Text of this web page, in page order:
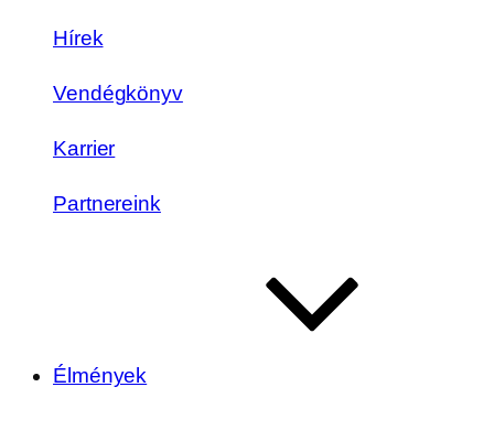
Hírek
Vendégkönyv
Karrier
Partnereink
Élmények